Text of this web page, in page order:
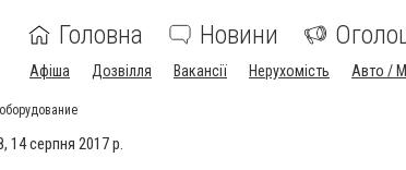
Головна Новини
Афіша Дозвілля Вакансії Нерухомість Авто /
14 серпня 2017 р.